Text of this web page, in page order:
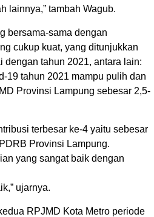
lainnya,” tambah Wagub.
bersama-sama dengan
cukup kuat, yang ditunjukkan
tahun 2021, antara lain:
19 tahun 2021 mampu pulih dan
Provinsi Lampung sebesar 2,5-
terbesar ke-4 yaitu sebesar
Provinsi Lampung.
yang sangat baik dengan
ujarnya.
RPJMD Kota Metro periode